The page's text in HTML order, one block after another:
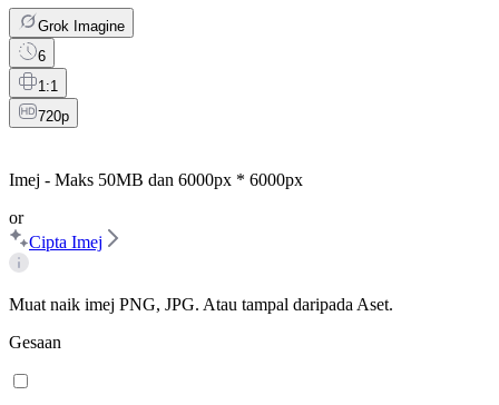
Grok Imagine
6
1:1
720p
Imej - Maks 50MB dan 6000px * 6000px
or
Cipta Imej
Muat naik imej PNG, JPG. Atau tampal daripada Aset.
Gesaan